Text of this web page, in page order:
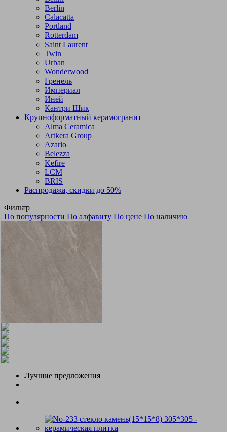
Berlin
Calacatta
Portland
Rotterdam
Saint Laurent
Twin
Urban
Wonderwood
Гренель
Империал
Иней
Кантри Шик
Крупноформатный керамогранит
Alma Ceramica
Artkera Group
Azario
Belezza
Kefire
LCM
BRIS
Распродажа, скидки до 50%
Фильтр
По популярности По алфавиту По цене По наличию
Лучшие предложения